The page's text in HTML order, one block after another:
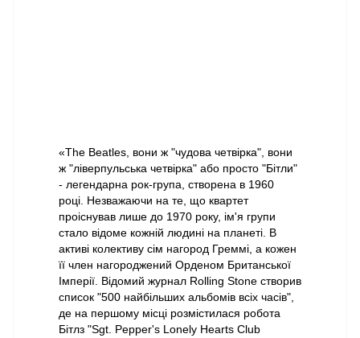
«The Beatles, вони ж "чудова четвірка", вони
ж "ліверпульська четвірка" або просто "Бітли"
- легендарна рок-група, створена в 1960
році. Незважаючи на те, що квартет
проіснував лише до 1970 року, ім'я групи
стало відоме кожній людині на планеті. В
активі колективу сім нагород Греммі, а кожен
її член нагороджений Орденом Британської
Імперії. Відомий журнал Rolling Stone створив
список "500 найбільших альбомів всіх часів",
де на першому місці розмістилася робота
Бітлз "Sgt. Pepper's Lonely Hearts Club